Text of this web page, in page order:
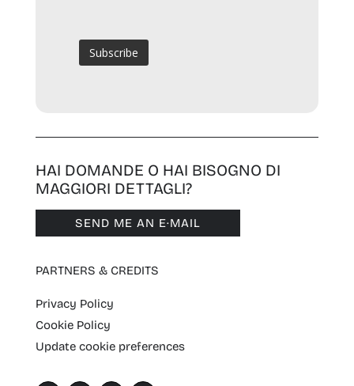
HAI DOMANDE O HAI BISOGNO DI
MAGGIORI DETTAGLI?
SEND ME AN E·MAIL
PARTNERS & CREDITS
Privacy Policy
Cookie Policy
Update cookie preferences